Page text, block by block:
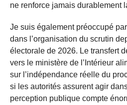
ne renforce jamais durablement
Je suis également préoccupé
dans l’organisation du scrutin
électorale de 2026. Le transfert
vers le ministère de l’Intérieur
sur l’indépendance réelle du
si les autorités assurent agir
perception publique compte